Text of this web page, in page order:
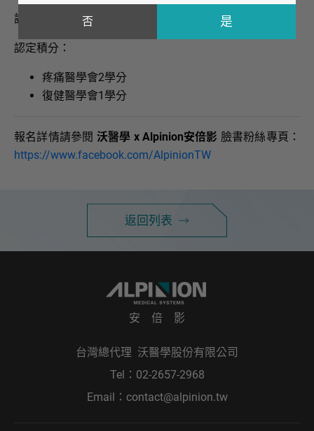
否
課程地點：線上軟體TEAMS
認定積分：
疼痛醫學會2學分
復健醫學會1學分
報名詳情請參閱 沃醫學 x Alpinion安倍影 臉書粉絲專頁：
https://www.facebook.com/AlpinionTW
返回列表
安 倍 影
台灣總代理 沃醫學股份有限公司
Tel： 02-2657-2968
Email： contact@alpinion.tw